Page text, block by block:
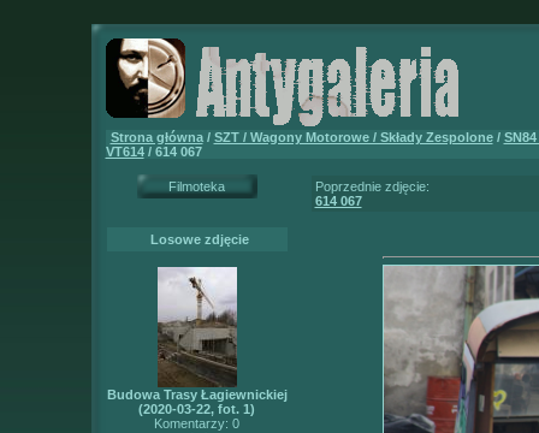
Strona główna/ SZT / Wagony Motorowe / Składy Zespolone/ SN84
VT614/ 614 067
Filmoteka
Losowe zdjęcie
Budowa Trasy Łagiewnickiej
(2020-03-22, fot. 1)
Komentarzy: 0
Poprzednie zdjęcie:
614 067